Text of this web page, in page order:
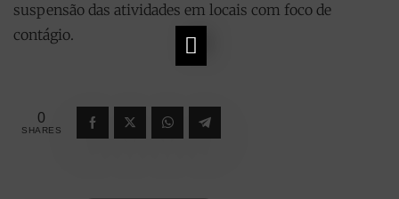
suspensão das atividades em locais com foco de
contágio.
0
SHARES